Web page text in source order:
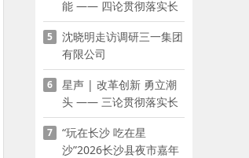
能 —— 四论贯彻落实长
沙县第十五次党代会精神
5
沈晓明走访调研三一集团
有限公司
6
星声 | 改革创新 勇立潮
头 —— 三论贯彻落实长
沙县第十五次党代会精神
7
“玩在长沙 吃在星
沙”2026长沙县夜市嘉年